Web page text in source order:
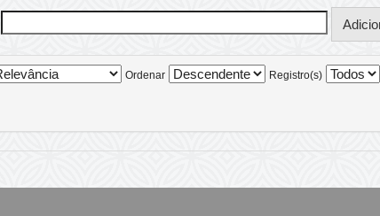
Ordenar Registro(s)